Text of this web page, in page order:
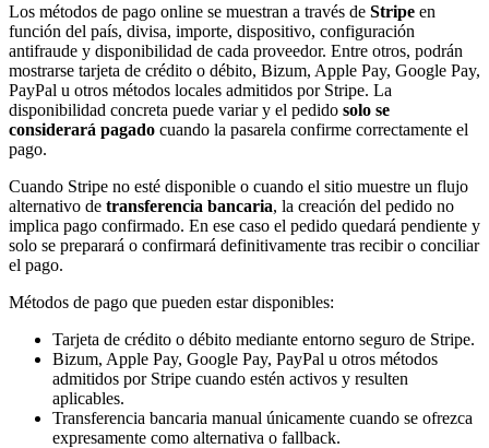
Los métodos de pago online se muestran a través de Stripe en
función del país, divisa, importe, dispositivo, configuración
antifraude y disponibilidad de cada proveedor. Entre otros, podrán
mostrarse tarjeta de crédito o débito, Bizum, Apple Pay, Google Pay,
PayPal u otros métodos locales admitidos por Stripe. La
disponibilidad concreta puede variar y el pedido solo se
considerará pagado cuando la pasarela confirme correctamente el
pago.
Cuando Stripe no esté disponible o cuando el sitio muestre un flujo
alternativo de transferencia bancaria, la creación del pedido no
implica pago confirmado. En ese caso el pedido quedará pendiente y
solo se preparará o confirmará definitivamente tras recibir o conciliar
el pago.
Métodos de pago que pueden estar disponibles:
Tarjeta de crédito o débito mediante entorno seguro de Stripe.
Bizum, Apple Pay, Google Pay, PayPal u otros métodos
admitidos por Stripe cuando estén activos y resulten
aplicables.
Transferencia bancaria manual únicamente cuando se ofrezca
expresamente como alternativa o fallback.